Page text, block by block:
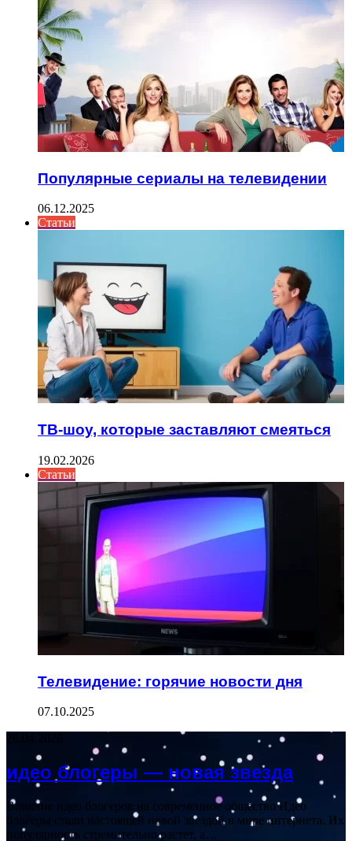
Популярные сериалы на телевидении
06.12.2025
Статьи
ТВ-шоу, которые заставляют смеяться
19.02.2026
Статьи
Телевидение: горячие новости дня
07.10.2025
26.04.2026
идео блогеры — новая звезда
Влияние идео блогеров на современное общество Идео
блогеры стали настоящей новой звездой в мире интернета. Их
популярность стремительно растет, а…